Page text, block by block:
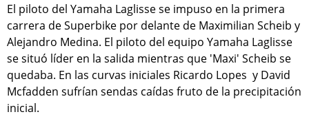
El piloto del Yamaha Laglisse se impuso en la primera
carrera de Superbike por delante de Maximilian Scheib y
Alejandro Medina. El piloto del equipo Yamaha Laglisse
se situó líder en la salida mientras que 'Maxi' Scheib se
quedaba. En las curvas iniciales Ricardo Lopes y David
Mcfadden sufrían sendas caídas fruto de la precipitación
inicial.